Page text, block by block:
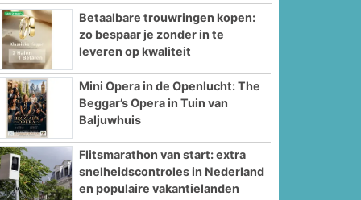
Betaalbare trouwringen kopen:
zo bespaar je zonder in te
leveren op kwaliteit
Mini Opera in de Openlucht: The
Beggar’s Opera in Tuin van
Baljuwhuis
Flitsmarathon van start: extra
snelheidscontroles in Nederland
en populaire vakantielanden